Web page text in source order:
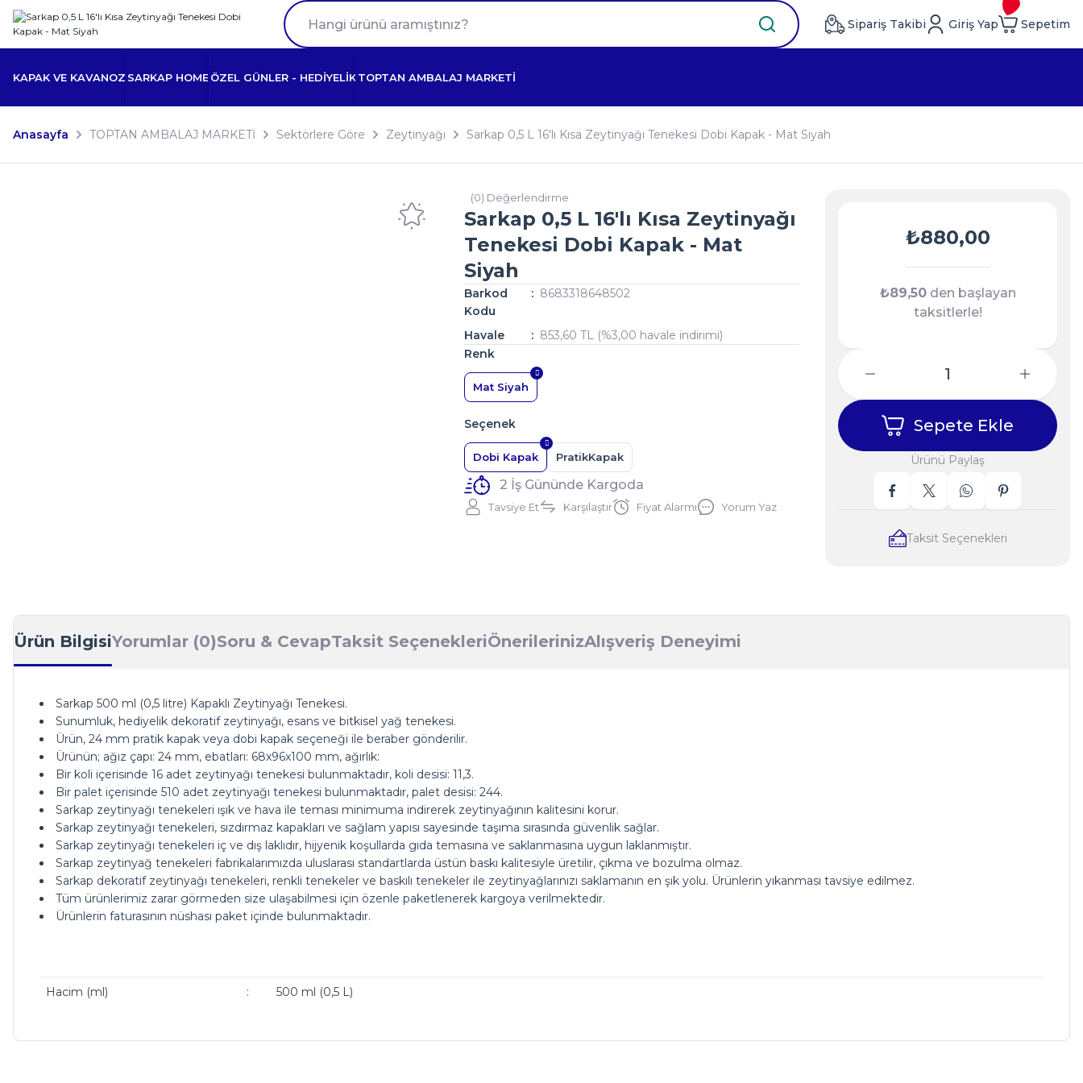
Sipariş Takibi Giriş Yap Sepetim
KAPAK VE KAVANOZ SARKAP HOME ÖZEL GÜNLER - HEDİYELİK TOPTAN AMBALAJ MARKETİ
Anasayfa TOPTAN AMBALAJ MARKETİ Sektörlere Göre Zeytinyağı Sarkap 0,5 L 16'lı Kısa Zeytinyağı Tenekesi Dobi Kapak - Mat Siyah
(0) Değerlendirme
Sarkap 0,5 L 16'lı Kısa Zeytinyağı
Tenekesi Dobi Kapak - Mat
Siyah
Barkod
Kodu
8683318648502
Havale
853,60 TL (%3,00 havale indirimi)
Renk
Mat Siyah
Seçenek
Dobi Kapak PratikKapak
2 İş Gününde Kargoda
Tavsiye Et Karşılaştır Fiyat Alarmı Yorum Yaz
₺880,00
₺89,50den başlayan
taksitlerle!
Sepete Ekle
Ürünü Paylaş
Taksit Seçenekleri
Ürün BilgisiYorumlar (0)Soru & CevapTaksit SeçenekleriÖnerilerinizAlışveriş Deneyimi
Sarkap 500 ml (0,5 litre) Kapaklı Zeytinyağı Tenekesi.
Sunumluk, hediyelik dekoratif zeytinyağı, esans ve bitkisel yağ tenekesi.
Ürün, 24 mm pratik kapak veya dobi kapak seçeneği ile beraber gönderilir.
Ürünün; ağız çapı: 24 mm, ebatları: 68x96x100 mm, ağırlık:
Bir koli içerisinde 16 adet zeytinyağı tenekesi bulunmaktadır, koli desisi: 11,3.
Bir palet içerisinde 510 adet zeytinyağı tenekesi bulunmaktadır, palet desisi: 244.
Sarkap zeytinyağı tenekeleri ışık ve hava ile teması minimuma indirerek zeytinyağının kalitesini korur.
Sarkap zeytinyağı tenekeleri, sızdırmaz kapakları ve sağlam yapısı sayesinde taşıma sırasında güvenlik sağlar.
Sarkap zeytinyağı tenekeleri iç ve dış laklıdır, hijyenik koşullarda gıda temasına ve saklanmasına uygun laklanmıştır.
Sarkap zeytinyağ tenekeleri fabrikalarımızda uluslarası standartlarda üstün baskı kalitesiyle üretilir, çıkma ve bozulma olmaz.
Sarkap dekoratif zeytinyağı tenekeleri, renkli tenekeler ve baskılı tenekeler ile zeytinyağlarınızı saklamanın en şık yolu. Ürünlerin yıkanması tavsiye edilmez.
Tüm ürünlerimiz zarar görmeden size ulaşabilmesi için özenle paketlenerek kargoya verilmektedir.
Ürünlerin faturasının nüshası paket içinde bulunmaktadır.
Hacim (ml) : 500 ml (0,5 L)